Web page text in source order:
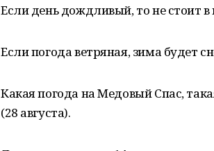
Если день дождливый, то не стоит
Если погода ветряная, зима будет
Какая погода на Медовый Спас,
(28 августа).